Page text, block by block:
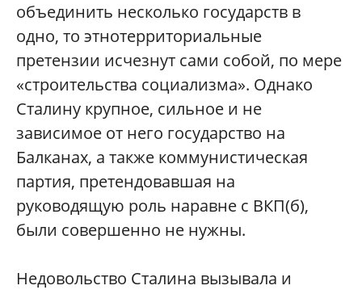
объединить несколько государств в
одно, то этнотерриториальные
претензии исчезнут сами собой, по мере
«строительства социализма». Однако
Сталину крупное, сильное и не
зависимое от него государство на
Балканах, а также коммунистическая
партия, претендовавшая на
руководящую роль наравне с ВКП(б),
были совершенно не нужны.
Недовольство Сталина вызывала и